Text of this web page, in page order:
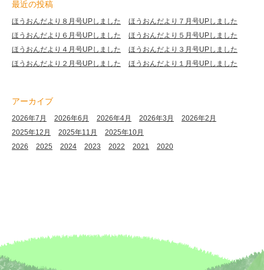
最近の投稿
ほうおんだより８月号UPしました
ほうおんだより７月号UPしました
ほうおんだより６月号UPしました
ほうおんだより５月号UPしました
ほうおんだより４月号UPしました
ほうおんだより３月号UPしました
ほうおんだより２月号UPしました
ほうおんだより１月号UPしました
アーカイブ
2026年7月 2026年6月 2026年4月 2026年3月
2026年2月
2025年12月
2025年11月
2025年10月
2026
2025 2024 2023 2022 2021 2020